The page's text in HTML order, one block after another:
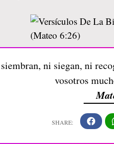
ni siegan, ni
vosotros